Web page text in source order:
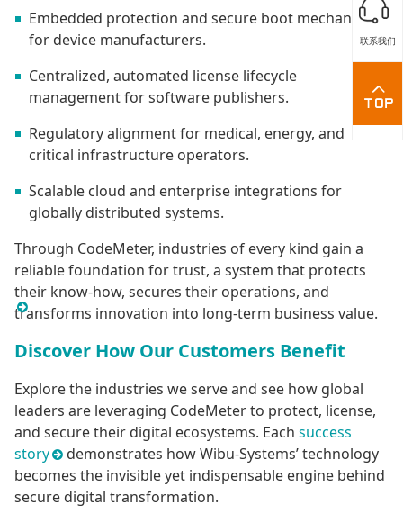
Embedded protection and secure boot mechanisms
for device manufacturers.
Centralized, automated license lifecycle
management for software publishers.
Regulatory alignment for medical, energy, and
critical infrastructure operators.
Scalable cloud and enterprise integrations for
globally distributed systems.
Through CodeMeter, industries of every kind gain a
reliable foundation for trust, a system that protects
their know-how, secures their operations, and
transforms innovation into long-term business value.
Discover How Our Customers Benefit
Explore the industries we serve and see how global
leaders are leveraging CodeMeter to protect, license,
and secure their digital ecosystems. Each success
story
demonstrates how Wibu-Systems’ technology
becomes the invisible yet indispensable engine behind
secure digital transformation.
联系我们